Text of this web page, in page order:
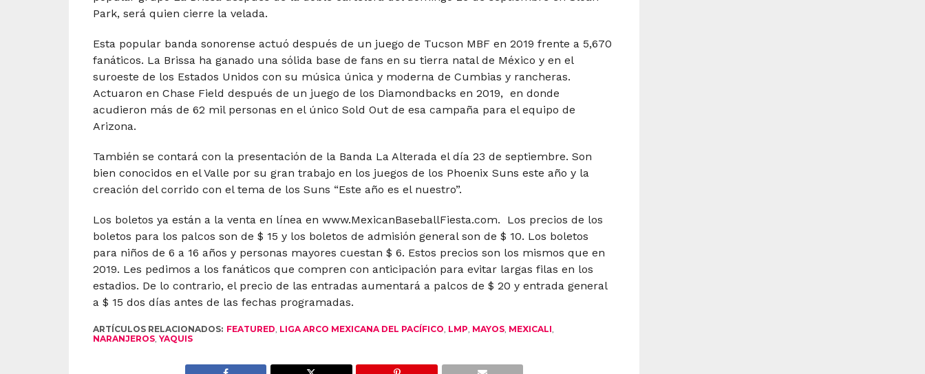
Park, será quien cierre la velada.
Esta popular banda sonorense actuó después de un juego de Tucson MBF en 2019 frente a 5,670
fanáticos. La Brissa ha ganado una sólida base de fans en su tierra natal de México y en el
suroeste de los Estados Unidos con su música única y moderna de Cumbias y rancheras.
Actuaron en Chase Field después de un juego de los Diamondbacks en 2019, en donde
acudieron más de 62 mil personas en el único Sold Out de esa campaña para el equipo de
Arizona.
También se contará con la presentación de la Banda La Alterada el día 23 de septiembre. Son
bien conocidos en el Valle por su gran trabajo en los juegos de los Phoenix Suns este año y la
creación del corrido con el tema de los Suns “Este año es el nuestro”.
Los boletos ya están a la venta en línea en www.MexicanBaseballFiesta.com. Los precios de los
boletos para los palcos son de $ 15 y los boletos de admisión general son de $ 10. Los boletos
para niños de 6 a 16 años y personas mayores cuestan $ 6. Estos precios son los mismos que en
2019. Les pedimos a los fanáticos que compren con anticipación para evitar largas filas en los
estadios. De lo contrario, el precio de las entradas aumentará a palcos de $ 20 y entrada general
a $ 15 dos días antes de las fechas programadas.
ARTÍCULOS RELACIONADOS: FEATURED, LIGA ARCO MEXICANA DEL PACÍFICO, LMP, MAYOS, MEXICALI,
NARANJEROS, YAQUIS